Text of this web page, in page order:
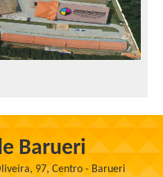
Barueri
97, Centro - Barueri